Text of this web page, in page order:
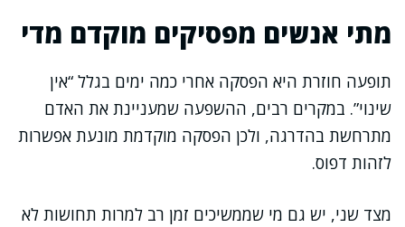
מתי אנשים מפסיקים מוקדם מדי
תופעה חוזרת היא הפסקה אחרי כמה ימים בגלל “אין
שינוי”. במקרים רבים, ההשפעה שמעניינת את האדם
מתרחשת בהדרגה, ולכן הפסקה מוקדמת מונעת אפשרות
לזהות דפוס.
מצד שני, יש גם מי שממשיכים זמן רב למרות תחושות לא